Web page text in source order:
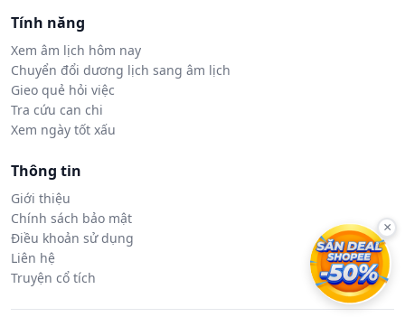
Tính năng
Xem âm lịch hôm nay
Chuyển đổi dương lịch sang âm lịch
Gieo quẻ hỏi việc
Tra cứu can chi
Xem ngày tốt xấu
Thông tin
Giới thiệu
Chính sách bảo mật
Điều khoản sử dụng
Liên hệ
Truyện cổ tích
×